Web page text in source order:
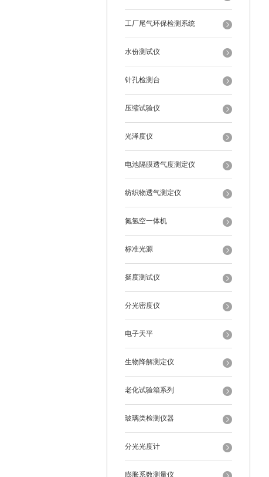
工厂尾气环保检测系统
水份测试仪
针孔检测台
压缩试验仪
光泽度仪
电池隔膜透气度测定仪
纺织物透气测定仪
氮氢空一体机
标准光源
挺度测试仪
分光密度仪
电子天平
生物降解测定仪
老化试验箱系列
玻璃类检测仪器
分光光度计
膨胀系数测量仪